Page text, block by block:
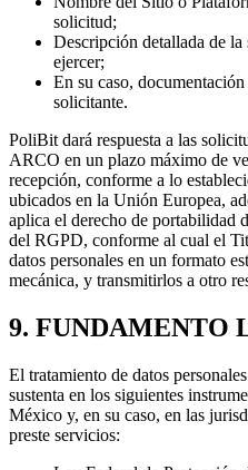
solicitud;
Descripción detallada de la
ejercer;
En su caso,
solicitante.
PoliBit dará respuesta a las
ARCO en un plazo máximo de
recepción, conforme a lo
ubicados en la Unión Europea,
aplica el derecho de portabilidad
del RGPD, conforme al cual el
datos personales en un formato
mecánica, y transmitirlos a otro
9. FUNDAMENTO
El tratamiento de datos
sustenta en los siguientes
México y, en su caso, en las
preste servicios: